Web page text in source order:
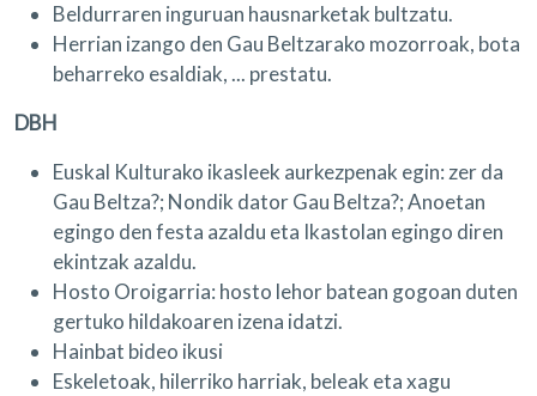
Beldurraren inguruan hausnarketak bultzatu.
Herrian izango den Gau Beltzarako mozorroak, bota
beharreko esaldiak, ... prestatu.
DBH
Euskal Kulturako ikasleek aurkezpenak egin: zer da
Gau Beltza?; Nondik dator Gau Beltza?; Anoetan
egingo den festa azaldu eta Ikastolan egingo diren
ekintzak azaldu.
Hosto Oroigarria: hosto lehor batean gogoan duten
gertuko hildakoaren izena idatzi.
Hainbat bideo ikusi
Eskeletoak, hilerriko harriak, beleak eta xagu